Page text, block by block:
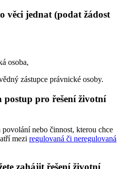
věci jednat (podat žádost
osoba,
zástupce právnické osoby.
pro řešení životní
nebo činnost, kterou chce
mezi regulovaná či neregulovaná
zahájit řešení životní